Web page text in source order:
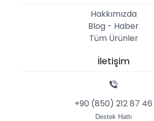
Hakkımızda
Blog - Haber
Tüm Ürünler
İletişim
+90 (850) 212 87 46
Destek Hattı